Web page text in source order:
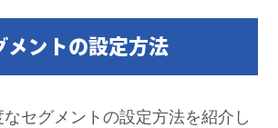
メントの設定方法
セグメントの設定方法を紹介し